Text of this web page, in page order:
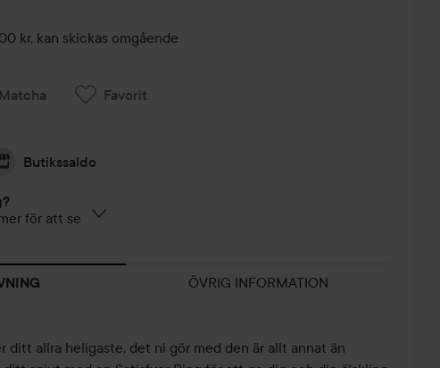
kr, kan skickas omgående
Matcha Favorit
Butikssaldo
för att se
ÖVRIG INFORMATION
ditt allra heligaste, det ni gör med den är allt annat än